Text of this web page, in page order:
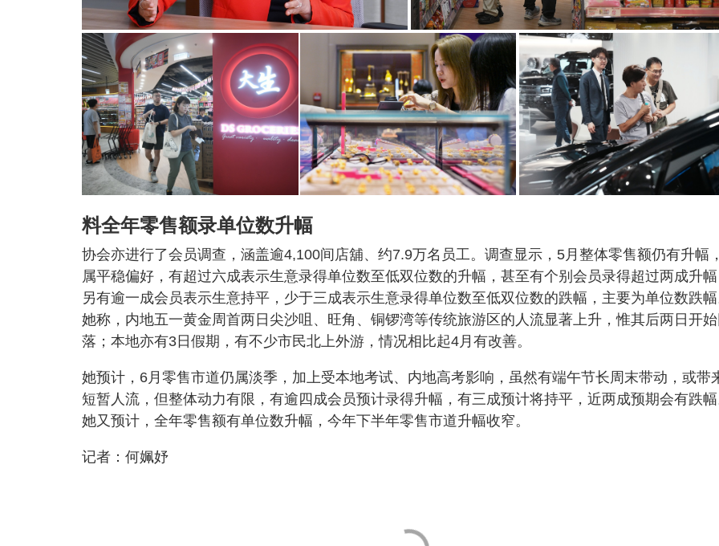
料全年零售额录单位数升幅
协会亦进行了会员调查，涵盖逾4,100间店舖、约7.9万名员工。调查显示，5月整体零售额仍有升幅，
属平稳偏好，有超过六成表示生意录得单位数至低双位数的升幅，甚至有个别会员录得超过两成升幅
另有逾一成会员表示生意持平，少于三成表示生意录得单位数至低双位数的跌幅，主要为单位数跌幅
她称，内地五一黄金周首两日尖沙咀、旺角、铜锣湾等传统旅游区的人流显著上升，惟其后两日开始
落；本地亦有3日假期，有不少市民北上外游，情况相比起4月有改善。
她预计，6月零售市道仍属淡季，加上受本地考试、内地高考影响，虽然有端午节长周末带动，或带
短暂人流，但整体动力有限，有逾四成会员预计录得升幅，有三成预计将持平，近两成预期会有跌幅
她又预计，全年零售额有单位数升幅，今年下半年零售市道升幅收窄。
记者：何姵妤